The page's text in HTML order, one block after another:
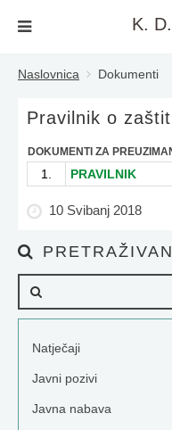
K.
Naslovnica Dokumenti
Pravilnik o
DOKUMENTI ZA
1. PRAVILNIK
10 Svibanj 2018
Natječaji
Javni pozivi
Javna nabava